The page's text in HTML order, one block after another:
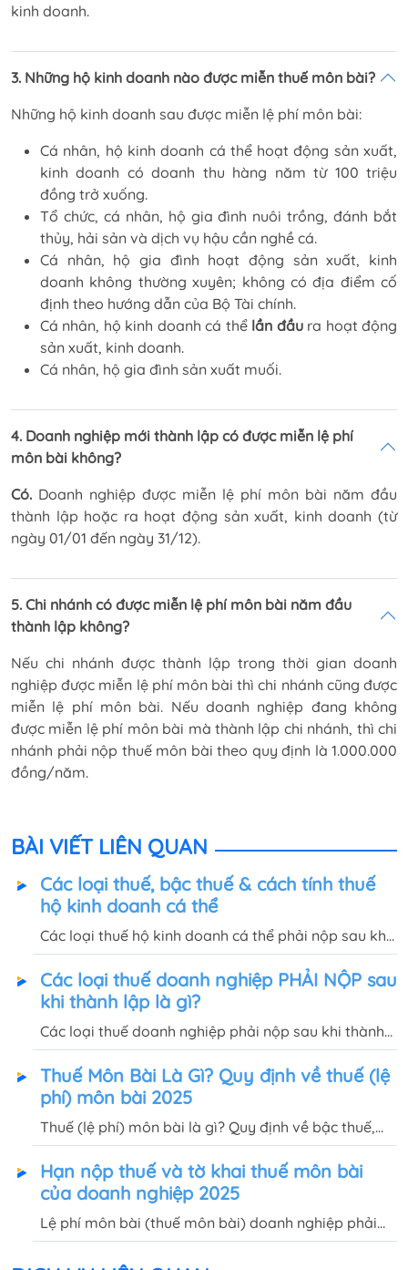
kinh doanh.
3. Những hộ kinh doanh nào được miễn thuế môn bài?
Những hộ kinh doanh sau được miễn lệ phí môn bài:
Cá nhân, hộ kinh doanh cá thể hoạt động sản xuất,
kinh doanh có doanh thu hàng năm từ 100 triệu
đồng trở xuống.
Tổ chức, cá nhân, hộ gia đình nuôi trồng, đánh bắt
thủy, hải sản và dịch vụ hậu cần nghề cá.
Cá nhân, hộ gia đình hoạt động sản xuất, kinh
doanh không thường xuyên; không có địa điểm cố
định theo hướng dẫn của Bộ Tài chính.
Cá nhân, hộ kinh doanh cá thểlần đầura hoạt động
sản xuất, kinh doanh.
Cá nhân, hộ gia đình sản xuất muối.
4. Doanh nghiệp mới thành lập có được miễn lệ phí
môn bài không?
Có. Doanh nghiệp được miễn lệ phí môn bài năm đầu
thành lập hoặc ra hoạt động sản xuất, kinh doanh (từ
ngày 01/01 đến ngày 31/12).
5. Chi nhánh có được miễn lệ phí môn bài năm đầu
thành lập không?
Nếu chi nhánh được thành lập trong thời gian doanh
nghiệp được miễn lệ phí môn bài thì chi nhánh cũng được
miễn lệ phí môn bài. Nếu doanh nghiệp đang không
được miễn lệ phí môn bài mà thành lập chi nhánh, thì chi
nhánh phải nộp thuế môn bài theo quy định là 1.000.000
đồng/năm.
BÀI VIẾT LIÊN QUAN
Các loại thuế, bậc thuế & cách tính thuế
hộ kinh doanh cá thể
Các loại thuế hộ kinh doanh cá thể phải nộp sau khi
thành lập là gì? Cách tính thuế khoán hộ kinh doanh
như thế nào? Quốc Việt sẽ hướng dẫn tại bài viết
này.
Các loại thuế doanh nghiệp PHẢI NỘP sau
khi thành lập là gì?
Các loại thuế doanh nghiệp phải nộp sau khi thành
lập và cách tính thuế môn bài, thuế GTGT, thuế
TNDN, thuế TNCN sẽ được giải đáp đầy đủ trong bài
viết này.
Thuế Môn Bài Là Gì? Quy định về thuế (lệ
phí) môn bài 2025
Thuế (lệ phí) môn bài là gì? Quy định về bậc thuế,
thời hạn nộp tờ khai thuế & tiền thuế môn bài của hộ
kinh doanh, công ty, các đơn vị phụ thuộc như thế
nào?
Hạn nộp thuế và tờ khai thuế môn bài
của doanh nghiệp 2025
Lệ phí môn bài (thuế môn bài) doanh nghiệp phải
đóng năm 2025 là bao nhiêu? Hạn nộp thuế môn